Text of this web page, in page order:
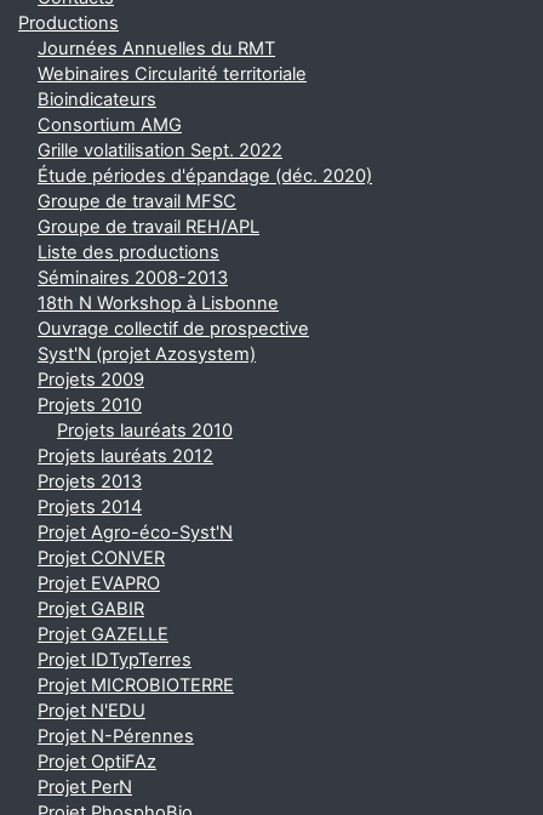
Productions
Journées Annuelles du RMT
Webinaires Circularité territoriale
Bioindicateurs
Consortium AMG
Grille volatilisation Sept. 2022
Étude périodes d'épandage (déc. 2020)
Groupe de travail MFSC
Groupe de travail REH/APL
Liste des productions
Séminaires 2008-2013
18th N Workshop à Lisbonne
Ouvrage collectif de prospective
Syst'N (projet Azosystem)
Projets 2009
Projets 2010
Projets lauréats 2010
Projets lauréats 2012
Projets 2013
Projets 2014
Projet Agro-éco-Syst'N
Projet CONVER
Projet EVAPRO
Projet GABIR
Projet GAZELLE
Projet IDTypTerres
Projet MICROBIOTERRE
Projet N'EDU
Projet N-Pérennes
Projet OptiFAz
Projet PerN